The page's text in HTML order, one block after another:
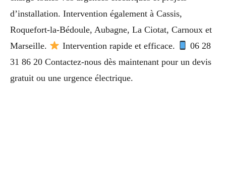
d’installation. Intervention également à Cassis,
Roquefort-la-Bédoule, Aubagne, La Ciotat, Carnoux et
Marseille.
Intervention rapide et efficace.
06 28
31 86 20 Contactez-nous dès maintenant pour un devis
gratuit ou une urgence électrique.